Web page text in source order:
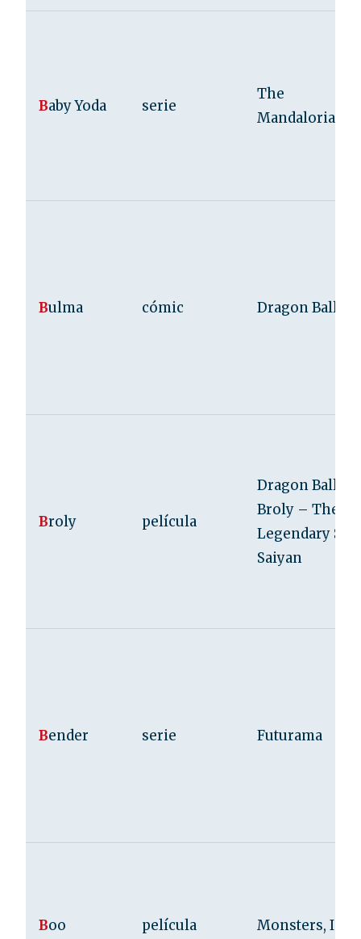
Baby Yoda serie
The
Mandalorian
Bulma cómic Dragon Ball
Broly película
Dragon Ball Z:
Broly – The
Legendary
Saiyan
Bender serie Futurama
Boo película Monsters, Inc.